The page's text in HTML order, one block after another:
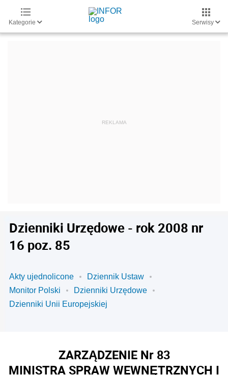
Kategorie Serwisy
Dzienniki Urzędowe - rok 2008 nr
16 poz. 85
Akty ujednolicone
Dziennik Ustaw
Monitor Polski
Dzienniki Urzędowe
Dzienniki Unii Europejskiej
ZARZĄDZENIE Nr 83
MINISTRA SPRAW WEWNĘTRZNYCH I